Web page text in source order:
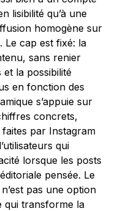
lisibilité qu’à une
homogène sur
Le cap est fixé: la
sans renier
et la possibilité
en fonction des
s’appuie sur
concrets,
par Instagram
qui
lorsque les posts
pensée. Le
pas une option
qui transforme la